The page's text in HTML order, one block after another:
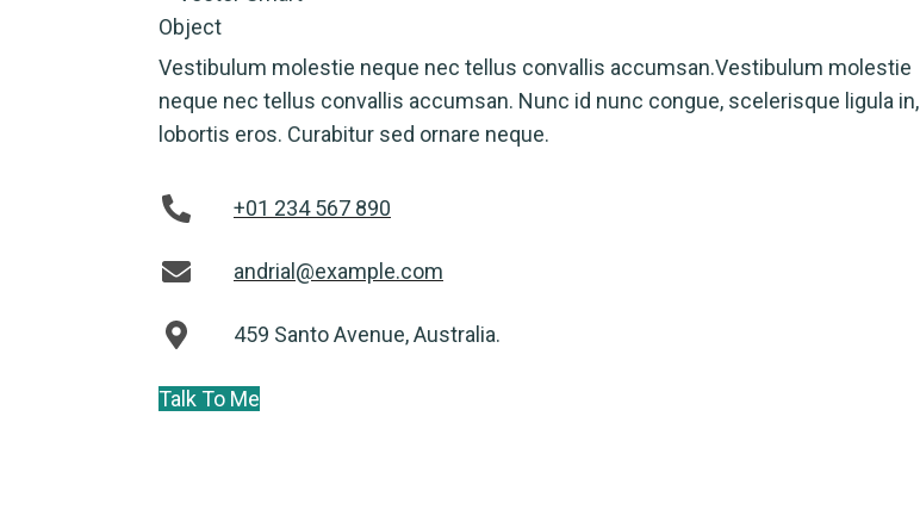
Vestibulum molestie neque nec tellus convallis accumsan.Vestibulum molestie
neque nec tellus convallis accumsan. Nunc id nunc congue, scelerisque ligula in,
lobortis eros. Curabitur sed ornare neque.
+01 234 567 890
andrial@example.com
459 Santo Avenue, Australia.
Talk To Me